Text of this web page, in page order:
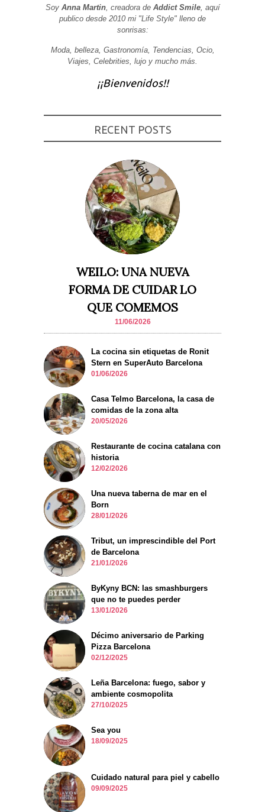
Soy Anna Martin, creadora de Addict Smile, aquí
publico desde 2010 mi "Life Style" lleno de
sonrisas:
Moda, belleza, Gastronomía, Tendencias, Ocio,
Viajes, Celebrities, lujo y mucho más.
¡¡Bienvenidos!!
RECENT POSTS
WEILO: UNA NUEVA
FORMA DE CUIDAR LO
QUE COMEMOS
11/06/2026
La cocina sin etiquetas de Ronit
Stern en SuperAuto Barcelona
01/06/2026
Casa Telmo Barcelona, la casa de
comidas de la zona alta
20/05/2026
Restaurante de cocina catalana con
historia
12/02/2026
Una nueva taberna de mar en el
Born
28/01/2026
Tribut, un imprescindible del Port
de Barcelona
21/01/2026
ByKyny BCN: las smashburgers
que no te puedes perder
13/01/2026
Décimo aniversario de Parking
Pizza Barcelona
02/12/2025
Leña Barcelona: fuego, sabor y
ambiente cosmopolita
27/10/2025
Sea you
18/09/2025
Cuidado natural para piel y cabello
09/09/2025
y estructura
de la web, en